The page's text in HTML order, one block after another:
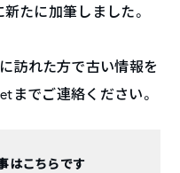
たに加筆しました。
訪れた方で古い情報を
までご連絡ください。
はこちらです